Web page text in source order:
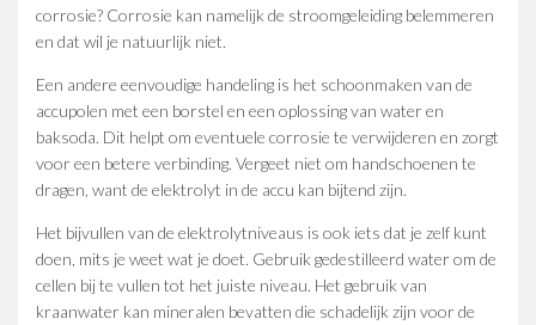
corrosie? Corrosie kan namelijk de stroomgeleiding belemmeren
en dat wil je natuurlijk niet.
Een andere eenvoudige handeling is het schoonmaken van de
accupolen met een borstel en een oplossing van water en
baksoda. Dit helpt om eventuele corrosie te verwijderen en zorgt
voor een betere verbinding. Vergeet niet om handschoenen te
dragen, want de elektrolyt in de accu kan bijtend zijn.
Het bijvullen van de elektrolytniveaus is ook iets dat je zelf kunt
doen, mits je weet wat je doet. Gebruik gedestilleerd water om de
cellen bij te vullen tot het juiste niveau. Het gebruik van
kraanwater kan mineralen bevatten die schadelijk zijn voor de